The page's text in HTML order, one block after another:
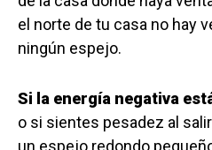
el norte de tu casa no hay
ningún espejo.
Si la energía negativa
o si sientes pesadez al